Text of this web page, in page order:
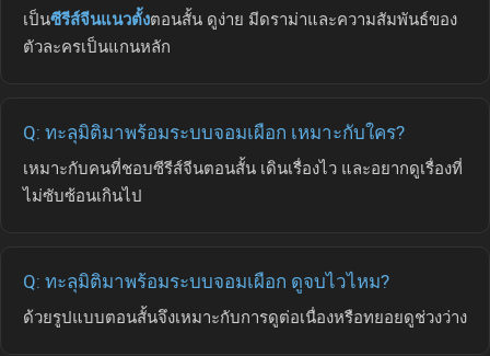
เป็นซีรีส์จีนแนวตั้งตอนสั้น ดูง่าย มีดราม่าและความสัมพันธ์ของ
ตัวละครเป็นแกนหลัก
Q: ทะลุมิติมาพร้อมระบบจอมเผือก เหมาะกับใคร?
เหมาะกับคนที่ชอบซีรีส์จีนตอนสั้น เดินเรื่องไว และอยากดูเรื่องที่
ไม่ซับซ้อนเกินไป
Q: ทะลุมิติมาพร้อมระบบจอมเผือก ดูจบไวไหม?
ด้วยรูปแบบตอนสั้นจึงเหมาะกับการดูต่อเนื่องหรือทยอยดูช่วงว่าง